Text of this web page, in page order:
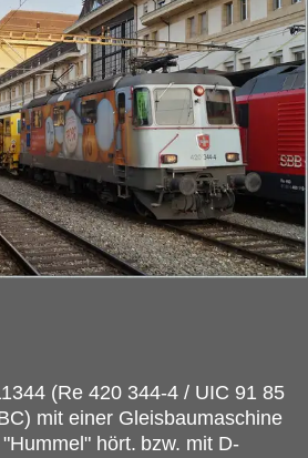
(Re 420 344-4 / UIC 91 85
mit einer Gleisbaumaschine
hört. bzw. mit D-